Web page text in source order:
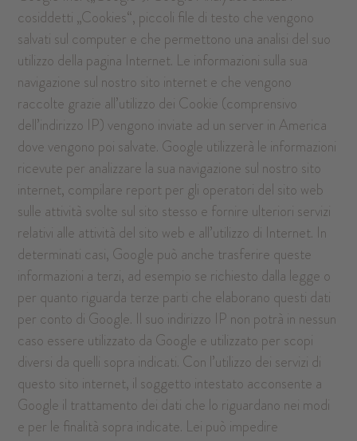
cosiddetti „Cookies“, piccoli file di testo che vengono
salvati sul computer e che permettono una analisi del suo
utilizzo della pagina Internet. Le informazioni sulla sua
navigazione sul nostro sito internet e che vengono
raccolte grazie all’utilizzo dei Cookie (comprensivo
dell’indirizzo IP) vengono inviate ad un server in America
dove vengono poi salvate. Google utilizzerà le informazioni
ricevute per analizzare la sua navigazione sul nostro sito
internet, compilare report per gli operatori del sito web
sulle attività svolte sul sito stesso e fornire ulteriori servizi
relativi alle attività del sito web e all’utilizzo di Internet. In
determinati casi, Google può anche trasferire queste
informazioni a terzi, ad esempio se richiesto dalla legge o
per quanto riguarda terze parti che elaborano questi dati
per conto di Google. Il suo indirizzo IP non potrà in nessun
caso essere utilizzato da Google e utilizzato per scopi
diversi da quelli sopra indicati. Con l’utilizzo dei servizi di
questo sito internet, il soggetto intestato acconsente a
Google il trattamento dei dati che lo riguardano nei modi
e per le finalità sopra indicate. Lei può impedire